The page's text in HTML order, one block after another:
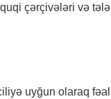
çərçivələri və
uyğun olaraq